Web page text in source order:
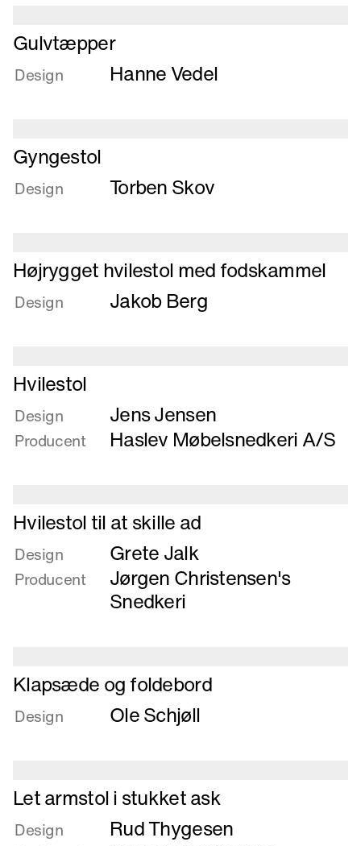
Læs
mere
om
Gulvtæpper
Design Hanne Vedel
Læs
mere
om
Gyngestol
Design Torben Skov
Læs
mere
om
fodskammel
Højrygget hvilestol med fodskammel
Design Jakob Berg
Læs
mere
om
Hvilestol
Hvilestol
Design Jens Jensen
Producent Haslev Møbelsnedkeri A/S
Læs
mere
om
Hvilestol
til
Hvilestol til at skille ad
Design Grete Jalk
Producent
Jørgen Christensen's
Snedkeri
Læs
mere
om
Klapsæde og foldebord
Design Ole Schjøll
Læs
mere
om
Let armstol i stukket ask
Design Rud Thygesen